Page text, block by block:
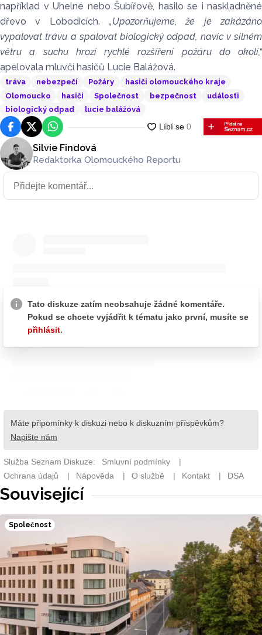
například v Uhelné nebo Šubířově, hasilo se i naskladněné
dřevo v Lobodicích. „Upozorňujeme, že je zakázáno
vypalovat trávu a spalovat biologický odpad, navíc v silném
větru a suchu hrozí rychlé rozšíření požáru do okolí,“
apelovala mluvčí hasičů Lucie Balážová.
tráva nebezpečí Požáry
hasiči olomouckého kraje
Olomoucko
hasiči Společnost bezpečnost
události
biologický odpad
lucie balážová
FacebookPlatforma X
WhatsApp
Silvie Findová
Redaktorka Olomouckého Reportu
Související
Společnost